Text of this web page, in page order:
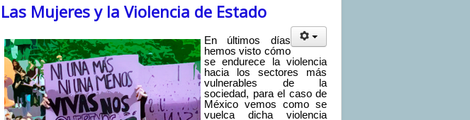
Las Mujeres y la Violencia de Estado
En últimos días
hemos visto cómo
se endurece la violencia
hacia los sectores más
vulnerables de la
sociedad, para el caso de
México vemos como se
vuelca dicha violencia